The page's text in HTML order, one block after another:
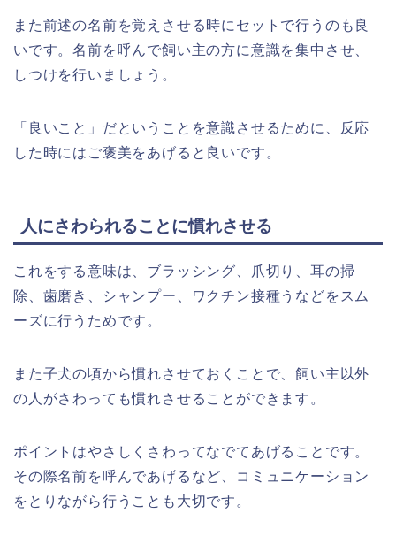
また前述の名前を覚えさせる時にセットで行うのも良
いです。名前を呼んで飼い主の方に意識を集中させ、
しつけを行いましょう。
「良いこと」だということを意識させるために、反応
した時にはご褒美をあげると良いです。
人にさわられることに慣れさせる
これをする意味は、ブラッシング、爪切り、耳の掃
除、歯磨き、シャンプー、ワクチン接種うなどをスム
ーズに行うためです。
また子犬の頃から慣れさせておくことで、飼い主以外
の人がさわっても慣れさせることができます。
ポイントはやさしくさわってなでてあげることです。
その際名前を呼んであげるなど、コミュニケーション
をとりながら行うことも大切です。